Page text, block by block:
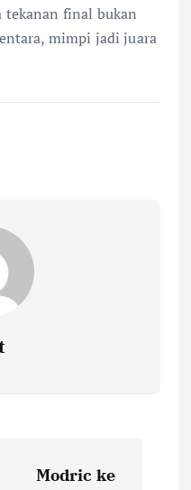
tekanan final bukan
mimpi jadi juara
Modric ke